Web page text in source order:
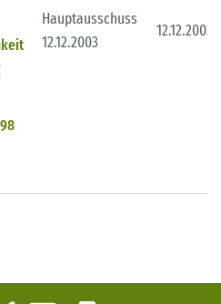
Hauptausschuss
12.12.2003
12.12.2003